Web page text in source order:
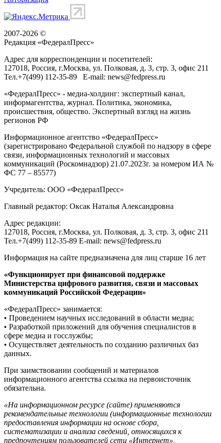
2007-2026 ©
Редакция «ФедералПресс»
Адрес для корреспонденции и посетителей:
127018, Россия, г.Москва, ул. Полковая, д. 3, стр. 3, офис 211
Тел.+7(499) 112-35-89 E-mail: news@fedpress.ru
«ФедералПресс» - медиа-холдинг: экспертный канал,
информагентства, журнал. Политика, экономика,
происшествия, общество. Экспертный взгляд на жизнь
регионов РФ
Информационное агентство «ФедералПресс»
(зарегистрировано Федеральной службой по надзору в сфере
связи, информационных технологий и массовых
коммуникаций (Роскомнадзор) 21.07.2023г. за номером ИА №
ФС 77 – 85577)
Учредитель: ООО «ФедералПресс»
Главный редактор: Оксак Наталья Александровна
Адрес редакции:
127018, Россия, г.Москва, ул. Полковая, д. 3, стр. 3, офис 211
Тел.+7(499) 112-35-89 E-mail: news@fedpress.ru
Информация на сайте предназначена для лиц старше 16 лет
«Функционирует при финансовой поддержке
Министерства цифрового развития, связи и массовых
коммуникаций Российской Федерации»
«ФедералПресс» занимается:
• Проведением научных исследований в области медиа;
• Разработкой приложений для обучения специалистов в
сфере медиа и госслужбы;
• Осуществляет деятельность по созданию различных баз
данных.
При заимствовании сообщений и материалов
информационного агентства ссылка на первоисточник
обязательна.
«На информационном ресурсе (сайте) применяются
рекомендательные технологии (информационные технологии
предоставления информации на основе сбора,
систематизации и анализа сведений, относящихся к
предпочтениям пользователей сети «Интернет»,